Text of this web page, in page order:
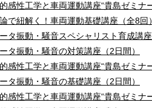
感性工学と車両運動講座“貴島ゼミナ
で紐解く！車両運動基礎講座（全8回
タ振動・騒音スペシャリスト育成講
タ振動・騒音の対策講座（2日間）
感性工学と車両運動講座“貴島ゼミナ
タ振動・騒音の基礎講座（2日間）
感性工学と車両運動講座“貴島ゼミナ